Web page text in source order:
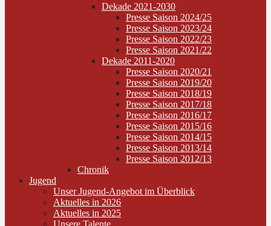
Dekade 2021-2030
Presse Saison 2024/25
Presse Saison 2023/24
Presse Saison 2022/23
Presse Saison 2021/22
Dekade 2011-2020
Presse Saison 2020/21
Presse Saison 2019/20
Presse Saison 2018/19
Presse Saison 2017/18
Presse Saison 2016/17
Presse Saison 2015/16
Presse Saison 2014/15
Presse Saison 2013/14
Presse Saison 2012/13
Chronik
Jugend
Unser Jugend-Angebot im Überblick
Aktuelles in 2026
Aktuelles in 2025
Unsere Talente